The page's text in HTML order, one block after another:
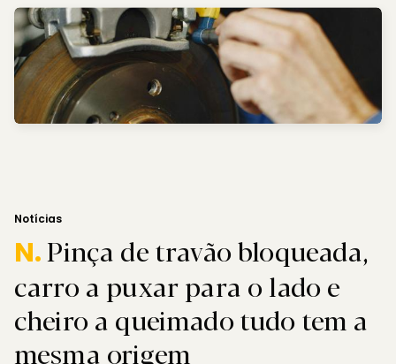
Notícias
N.Pinça de travão bloqueada,
carro a puxar para o lado e
cheiro a queimado tudo tem a
mesma origem